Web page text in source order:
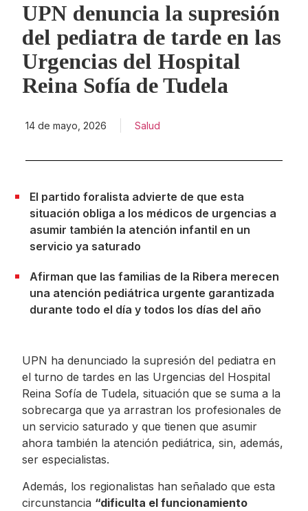
UPN denuncia la supresión
del pediatra de tarde en las
Urgencias del Hospital
Reina Sofía de Tudela
14 de mayo, 2026 Salud
El partido foralista advierte de que esta
situación obliga a los médicos de urgencias a
asumir también la atención infantil en un
servicio ya saturado
Afirman que las familias de la Ribera merecen
una atención pediátrica urgente garantizada
durante todo el día y todos los días del año
UPN ha denunciado la supresión del pediatra en
el turno de tardes en las Urgencias del Hospital
Reina Sofía de Tudela, situación que se suma a la
sobrecarga que ya arrastran los profesionales de
un servicio saturado y que tienen que asumir
ahora también la atención pediátrica, sin, además,
ser especialistas.
Además, los regionalistas han señalado que esta
circunstancia “dificulta el funcionamiento